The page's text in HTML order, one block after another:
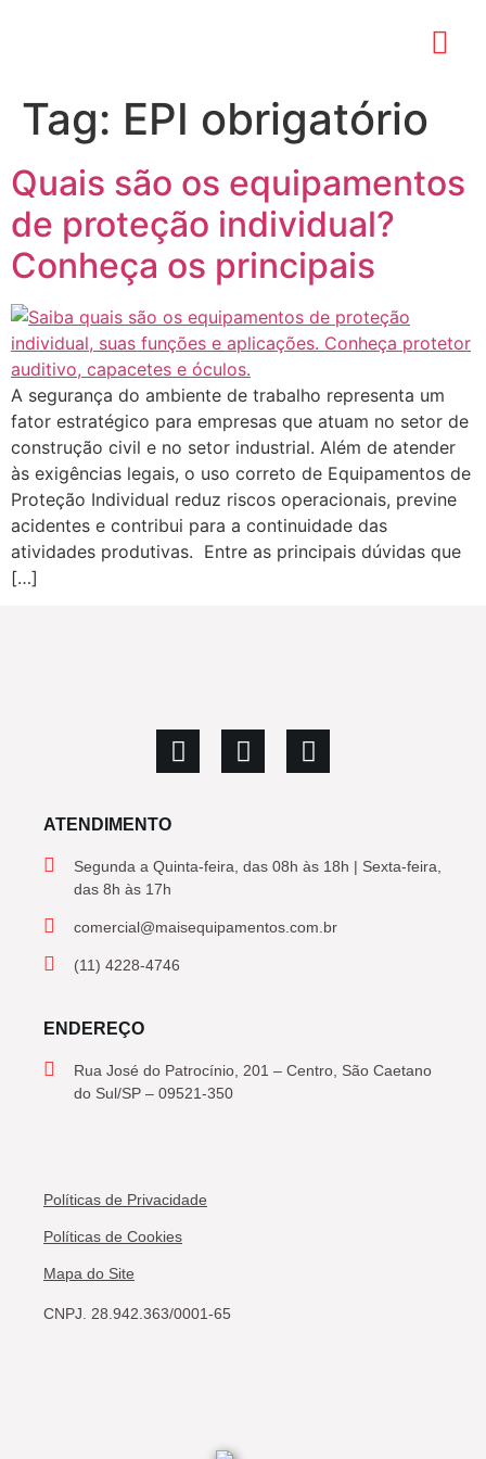
Tag: EPI obrigatório
Quais são os equipamentos
de proteção individual?
Conheça os principais
A segurança do ambiente de trabalho representa um
fator estratégico para empresas que atuam no setor de
construção civil e no setor industrial. Além de atender
às exigências legais, o uso correto de Equipamentos de
Proteção Individual reduz riscos operacionais, previne
acidentes e contribui para a continuidade das
atividades produtivas. Entre as principais dúvidas que
[…]
ATENDIMENTO
Segunda a Quinta-feira, das 08h às 18h | Sexta-feira,
das 8h às 17h
comercial@maisequipamentos.com.br
(11) 4228-4746
ENDEREÇO
Rua José do Patrocínio, 201 – Centro, São Caetano
do Sul/SP – 09521-350
Políticas de Privacidade
Políticas de Cookies
Mapa do Site
CNPJ. 28.942.363/0001-65